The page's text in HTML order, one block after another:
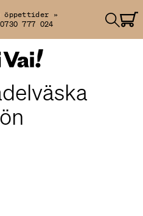
öppettider »
0730 777 024